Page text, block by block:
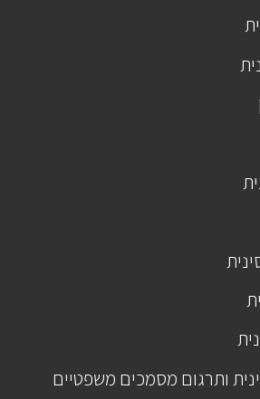
ותרגום מסמכים משפטיים